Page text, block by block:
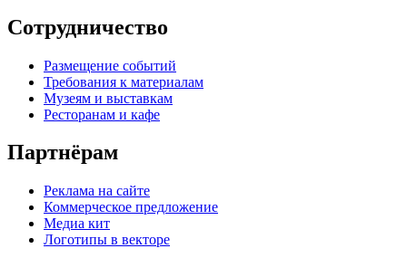
Сотрудничество
Размещение событий
Требования к материалам
Музеям и выставкам
Ресторанам и кафе
Партнёрам
Реклама на сайте
Коммерческое предложение
Медиа кит
Логотипы в векторе